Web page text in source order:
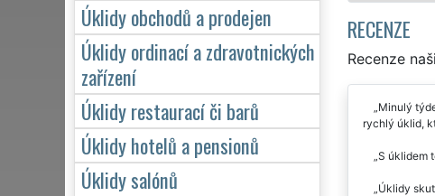
RECENZE
Recenze
Minulý
rychlý úklid,
S úklidem
Úklidy
Úklidy obchodů a prodejen
Úklidy ordinací a zdravotnických
zařízení
Úklidy restaurací či barů
Úklidy hotelů a pensionů
Úklidy salónů